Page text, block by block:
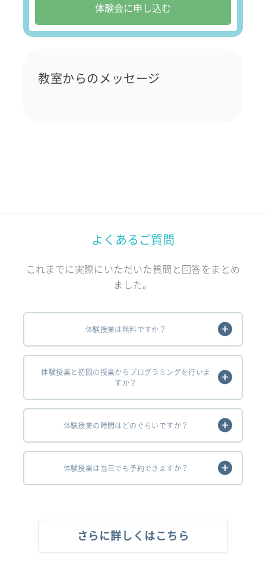
体験会に申し込む
教室からのメッセージ
よくあるご質問
これまでに実際にいただいた質問と回答をまとめ
ました。
体験授業は無料ですか？
体験授業と初回の授業からプログラミングを行いま
すか？
体験授業の時間はどのぐらいですか？
体験授業は当日でも予約できますか？
さらに詳しくはこちら